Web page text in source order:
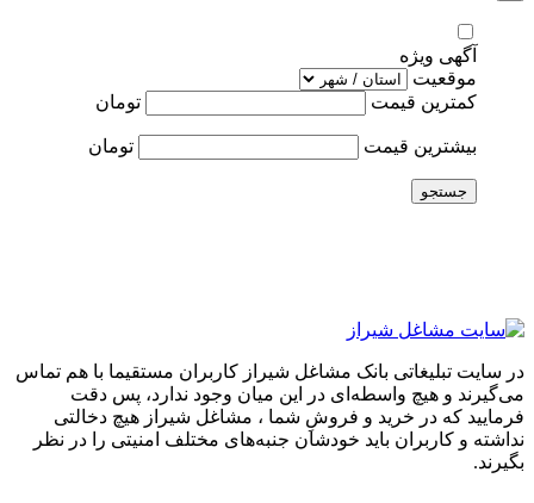
آگهی ویژه
موقعیت
کمترین قیمت
تومان
بیشترین قیمت تومان
جستجو
در سایت تبلیغاتی بانک مشاغل شیراز کاربران مستقیما با هم تماس
می‌گیرند و هیچ واسطه‌ای در این میان وجود ندارد، پس دقت
فرمایید که در خرید و فروشِ شما ، مشاغل شیراز هیچ دخالتی
نداشته و کاربران باید خودشان جنبه‌های مختلف امنیتی را در نظر
بگیرند.